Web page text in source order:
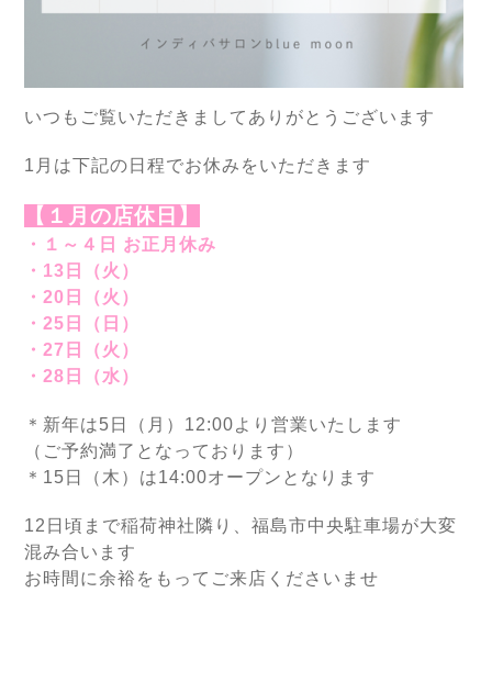
いつもご覧いただきましてありがとうございます
1月は下記の日程でお休みをいただきます
【１月の店休日】
・１～４日 お正月休み
・13日（火）
・20日（火）
・25日（日）
・27日（火）
・28日（水）
＊新年は5日（月）12:00より営業いたします
（ご予約満了となっております）
＊15日（木）は14:00オープンとなります
12日頃まで稲荷神社隣り、福島市中央駐車場が大変
混み合います
お時間に余裕をもってご来店くださいませ